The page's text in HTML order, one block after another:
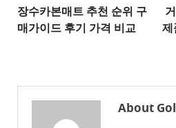
이
트
천
장수카본매트 추천 순위 구
매가이드 후기 가격 비교
제
About